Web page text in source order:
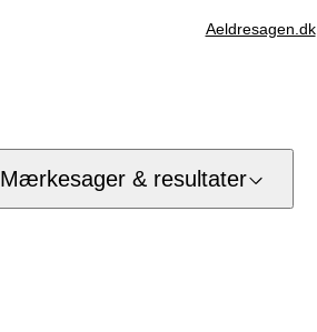
Aeldresagen.dk
Mærkesager & resultater